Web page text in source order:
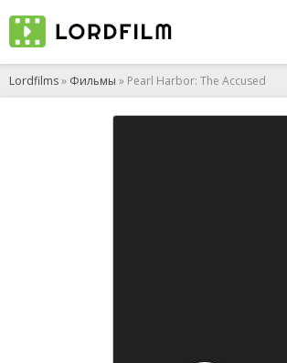
Lordfilms» Фильмы » Pearl Harbor: The Accused